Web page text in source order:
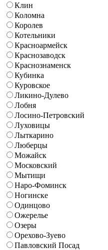
Клин
Коломна
Королев
Котельники
Красноармейск
Краснозаводск
Краснознаменск
Кубинка
Куровское
Ликино-Дулево
Лобня
Лосино-Петровский
Луховицы
Лыткарино
Люберцы
Можайск
Московский
Мытищи
Наро-Фоминск
Ногинске
Одинцово
Ожерелье
Озеры
Орехово-Зуево
Павловский Посад